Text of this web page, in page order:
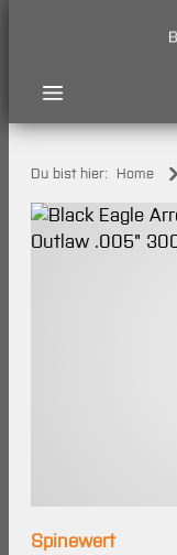
Du bist hier: Home
Bildergalerie
Spinewert